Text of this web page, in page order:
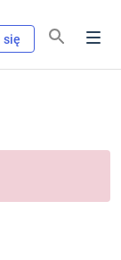
się